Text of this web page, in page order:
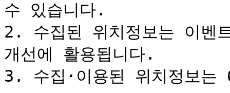
수 있습니다.
2. 수집된 위치정보는 이
개선에 활용됩니다.
3. 수집·이용된 위치정보